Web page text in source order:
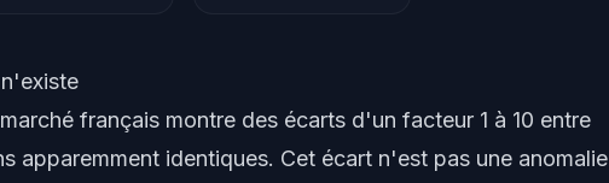
français montre des écarts d'un facteur 1 à 10 entre
apparemment identiques. Cet écart n'est pas une